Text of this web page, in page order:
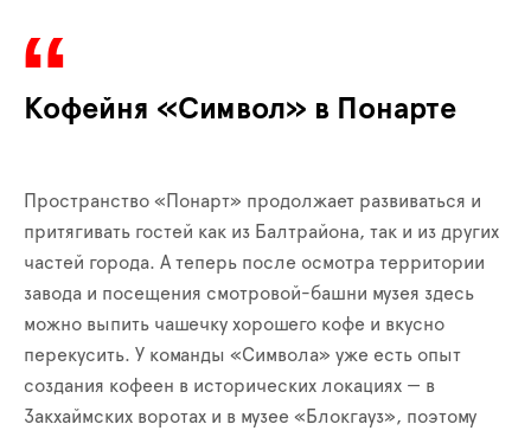
Кофейня «Символ» в Понарте
Пространство «Понарт» продолжает развиваться и
притягивать гостей как из Балтрайона, так и из других
частей города. А теперь после осмотра территории
завода и посещения смотровой-башни музея здесь
можно выпить чашечку хорошего кофе и вкусно
перекусить. У команды «Символа» уже есть опыт
создания кофеен в исторических локациях — в
Закхаймских воротах и в музее «Блокгауз», поэтому